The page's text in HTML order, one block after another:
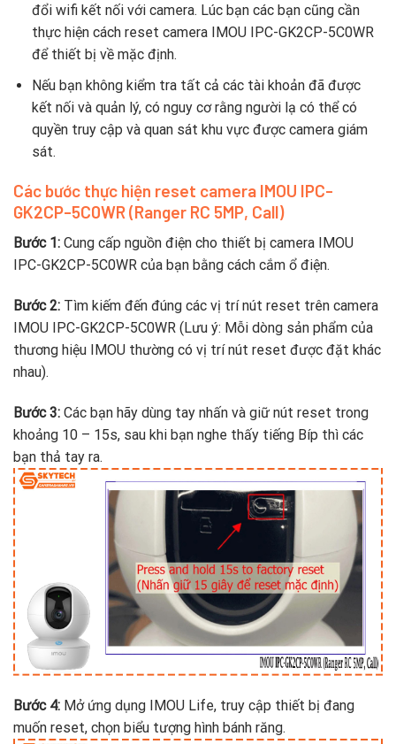
đổi wifi kết nối với camera. Lúc bạn các bạn cũng cần
thực hiện cách reset camera IMOU IPC-GK2CP-5C0WR
để thiết bị về mặc định.
Nếu bạn không kiểm tra tất cả các tài khoản đã được
kết nối và quản lý, có nguy cơ rằng người lạ có thể có
quyền truy cập và quan sát khu vực được camera giám
sát.
Các bước thực hiện reset camera IMOU IPC-
GK2CP-5C0WR (Ranger RC 5MP, Call)
Bước 1: Cung cấp nguồn điện cho thiết bị camera IMOU
IPC-GK2CP-5C0WR của bạn bằng cách cắm ổ điện.
Bước 2: Tìm kiếm đến đúng các vị trí nút reset trên camera
IMOU IPC-GK2CP-5C0WR (Lưu ý: Mỗi dòng sản phẩm của
thương hiệu IMOU thường có vị trí nút reset được đặt khác
nhau).
Bước 3: Các bạn hãy dùng tay nhấn và giữ nút reset trong
khoảng 10 – 15s, sau khi bạn nghe thấy tiếng Bíp thì các
bạn thả tay ra.
Bước 4: Mở ứng dụng IMOU Life, truy cập thiết bị đang
muốn reset, chọn biểu tượng hình bánh răng.